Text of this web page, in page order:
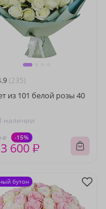
(235)
из 101 белой розы 40
наличии
₽ -15%
600 ₽
бутон